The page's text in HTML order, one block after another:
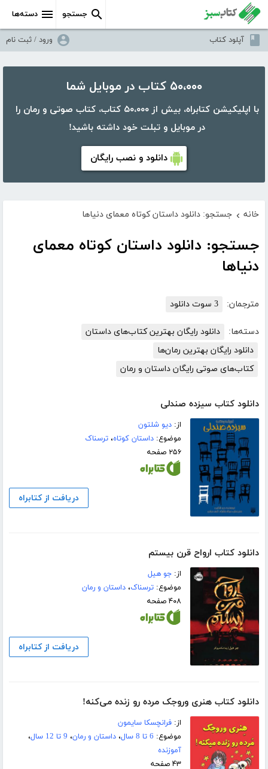
دسته‌ها جستجو
آپلود کتاب ورود / ثبت نام
۵۰،۰۰۰ کتاب در موبایل شما
با اپلیکیشن کتابراه، بیش از ۵۰،۰۰۰ کتاب، کتاب صوتی و رمان را
در موبایل و تبلت خود داشته باشید!
دانلود و نصب رایگان
خانه › جستجو: دانلود داستان کوتاه معمای دنیاها
جستجو: دانلود داستان کوتاه معمای
دنیاها
مترجمان: 3 سوت دانلود
دسته‌ها:
دانلود رایگان بهترین کتاب‌های داستان
دانلود رایگان بهترین رمان‌ها
کتاب‌های صوتی رایگان داستان و رمان
دانلود کتاب سیزده صندلی
از:دیو شلتون
موضوع:داستان کوتاه،ترسناک
۲۵۶ صفحه
دریافت از کتابراه
دانلود کتاب ارواح قرن بیستم
از:جو ھیل
موضوع:ترسناک،داستان و رمان
۴۰۸ صفحه
دریافت از کتابراه
دانلود کتاب هنری وروجک مرده رو زنده می‌کنه!
از:فرانچسکا سایمون
موضوع: 6 تا 8 سال ،داستان و رمان، 9 تا 12 سال
،
آموزنده
۴۳ صفحه